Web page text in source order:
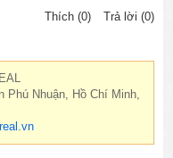
Thích (0)
Trả lời (0)
Phú Nhuận, Hồ Chí Minh,